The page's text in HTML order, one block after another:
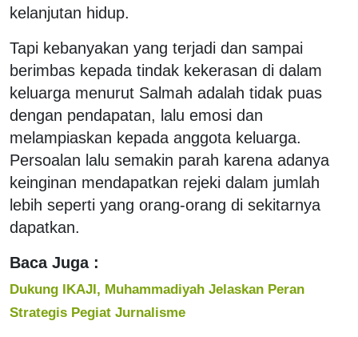
kelanjutan hidup.
Tapi kebanyakan yang terjadi dan sampai
berimbas kepada tindak kekerasan di dalam
keluarga menurut Salmah adalah tidak puas
dengan pendapatan, lalu emosi dan
melampiaskan kepada anggota keluarga.
Persoalan lalu semakin parah karena adanya
keinginan mendapatkan rejeki dalam jumlah
lebih seperti yang orang-orang di sekitarnya
dapatkan.
Baca Juga :
Dukung IKAJI, Muhammadiyah Jelaskan Peran
Strategis Pegiat Jurnalisme